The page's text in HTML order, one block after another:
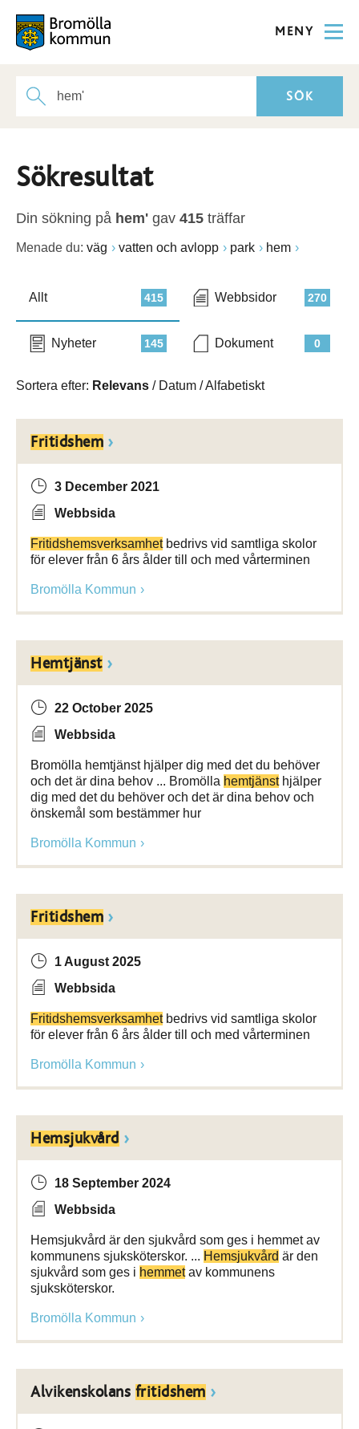
MENY
Sökresultat
Din sökning på hem' gav 415 träffar
Menade du: väg vatten och avlopp park hem
415
Allt 270
Webbsidor
145
Nyheter 0
Dokument
Sortera efter: Relevans / Datum /Alfabetiskt
Fritidshem
3 December 2021
Webbsida
Fritidshemsverksamhetbedrivs vid samtliga skolor
för elever från 6 års ålder till och med vårterminen
Bromölla Kommun
Hemtjänst
22 October 2025
Webbsida
Bromölla hemtjänst hjälper dig med det du behöver
och det är dina behov ... Bromölla hemtjänsthjälper
dig med det du behöver och det är dina behov och
önskemål som bestämmer hur
Bromölla Kommun
Fritidshem
1 August 2025
Webbsida
Fritidshemsverksamhetbedrivs vid samtliga skolor
för elever från 6 års ålder till och med vårterminen
Bromölla Kommun
Hemsjukvård
18 September 2024
Webbsida
Hemsjukvård är den sjukvård som ges i hemmet av
kommunens sjuksköterskor. ... Hemsjukvård är den
sjukvård som ges i hemmetav kommunens
sjuksköterskor.
Bromölla Kommun
Alvikenskolans fritidshem